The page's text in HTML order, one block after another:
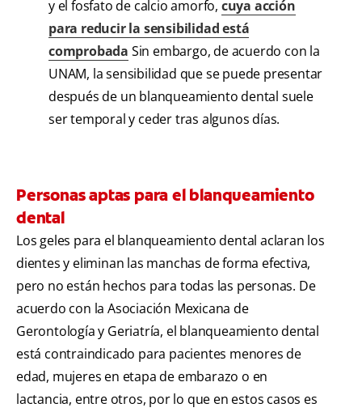
y el fosfato de calcio amorfo, cuya acción
para reducir la sensibilidad está
comprobada Sin embargo, de acuerdo con la
UNAM, la sensibilidad que se puede presentar
después de un blanqueamiento dental suele
ser temporal y ceder tras algunos días.
Personas aptas para el blanqueamiento
dental
Los geles para el blanqueamiento dental aclaran los
dientes y eliminan las manchas de forma efectiva,
pero no están hechos para todas las personas. De
acuerdo con la Asociación Mexicana de
Gerontología y Geriatría, el blanqueamiento dental
está contraindicado para pacientes menores de
edad, mujeres en etapa de embarazo o en
lactancia, entre otros, por lo que en estos casos es